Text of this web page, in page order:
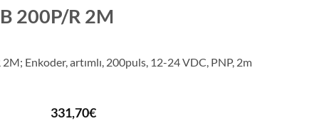
200P/R 2M
Enkoder, artımlı, 200puls, 12-24 VDC, PNP, 2m
331,70€